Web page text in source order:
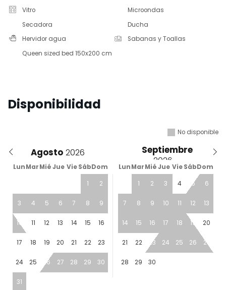
Vitro
Microondas
Secadora
Ducha
Hervidor agua
Sabanas y Toallas
Queen sized bed 150x200 cm
Disponibilidad
No disponible
Agosto Septiembre
LunMarMiéJue Vie SábDom LunMarMiéJue Vie SábDom
1 2
3 4 5 6 7 8 9
10 11 12 13 14 15 16
17 18 19 20 21 22 23
24 25 26 27 28 29 30
31
1 2 3 4 5 6
7 8 9 10 11 12 13
14 15 16 17 18 19 20
21 22 23 24 25 26 27
28 29 30